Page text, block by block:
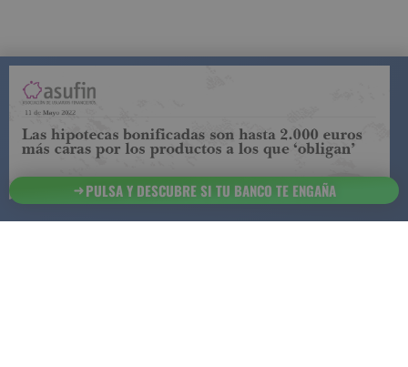
COMPARADOR DE SEGUROS DE VIDASUJETO A LA
REGULACIÓN DE LA DIRECCIÓN GENERAL DE
SEGUROS
ESTA ES LAINFORMACIÓNSOBRE
91 218 93 299 Contacto
PULSA Y DESCUBRE SI TU BANCO TE ENGAÑA